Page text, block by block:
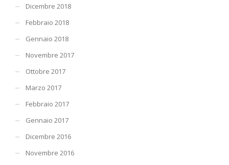
Dicembre 2018
Febbraio 2018
Gennaio 2018
Novembre 2017
Ottobre 2017
Marzo 2017
Febbraio 2017
Gennaio 2017
Dicembre 2016
Novembre 2016